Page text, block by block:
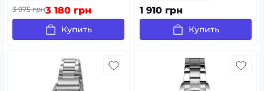
3 975 грн3 180 грн
Купить
1 910 грн
Купить